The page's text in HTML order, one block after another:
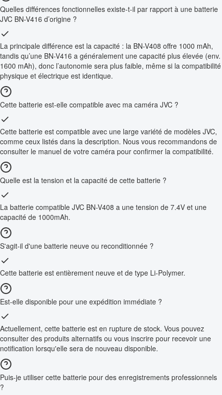
Quelles différences fonctionnelles existe-t-il par rapport à une batterie
JVC BN-V416 d’origine ?
La principale différence est la capacité : la BN-V408 offre 1000 mAh,
tandis qu’une BN-V416 a généralement une capacité plus élevée (env.
1600 mAh), donc l’autonomie sera plus faible, même si la compatibilité
physique et électrique est identique.
Cette batterie est-elle compatible avec ma caméra JVC ?
Cette batterie est compatible avec une large variété de modèles JVC,
comme ceux listés dans la description. Nous vous recommandons de
consulter le manuel de votre caméra pour confirmer la compatibilité.
Quelle est la tension et la capacité de cette batterie ?
La batterie compatible JVC BN-V408 a une tension de 7.4V et une
capacité de 1000mAh.
S'agit-il d'une batterie neuve ou reconditionnée ?
Cette batterie est entièrement neuve et de type Li-Polymer.
Est-elle disponible pour une expédition immédiate ?
Actuellement, cette batterie est en rupture de stock. Vous pouvez
consulter des produits alternatifs ou vous inscrire pour recevoir une
notification lorsqu'elle sera de nouveau disponible.
Puis-je utiliser cette batterie pour des enregistrements professionnels
?